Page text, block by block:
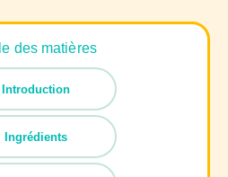
des matières
Introduction
Ingrédients